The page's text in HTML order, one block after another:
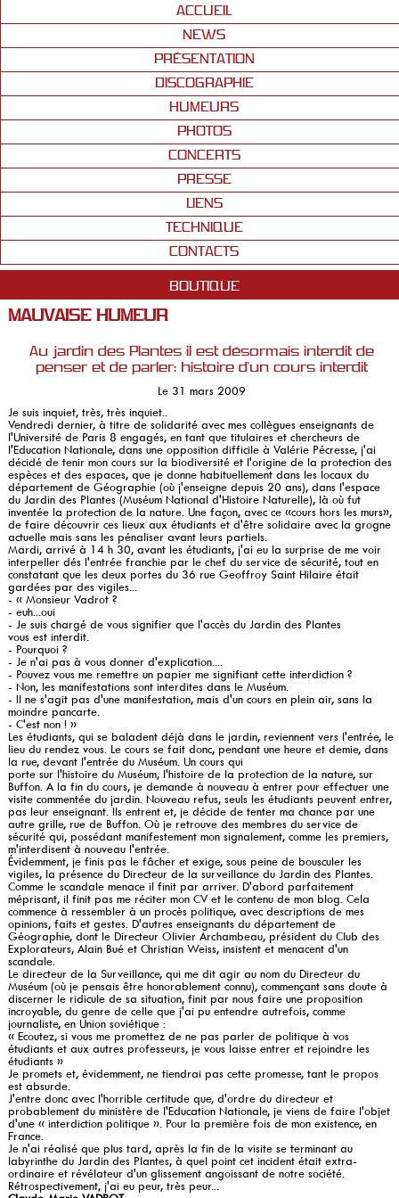
ACCUEIL
NEWS
PRÉSENTATION
DISCOGRAPHIE
HUMEURS
PHOTOS
CONCERTS
PRESSE
LIENS
TECHNIQUE
CONTACTS
BOUTIQUE
MAUVAISE HUMEUR
Au jardin des Plantes il est désormais interdit de
penser et de parler: histoire d'un cours interdit
Le 31 mars 2009
Je suis inquiet, très, très inquiet..
Vendredi dernier, à titre de solidarité avec mes collègues enseignants de
l'Université de Paris 8 engagés, en tant que titulaires et chercheurs de
l'Education Nationale, dans une opposition difficile à Valérie Pécresse, j'ai
décidé de tenir mon cours sur la biodiversité et l'origine de la protection des
espèces et des espaces, que je donne habituellement dans les locaux du
département de Géographie (où j'enseigne depuis 20 ans), dans l'espace
du Jardin des Plantes (Muséum National d'Histoire Naturelle), là où fut
inventée la protection de la nature. Une façon, avec ce «cours hors les murs»,
de faire découvrir ces lieux aux étudiants et d'être solidaire avec la grogne
actuelle mais sans les pénaliser avant leurs partiels.
Mardi, arrivé à 14 h 30, avant les étudiants, j'ai eu la surprise de me voir
interpeller dés l'entrée franchie par le chef du service de sécurité, tout en
constatant que les deux portes du 36 rue Geoffroy Saint Hilaire était
gardées par des vigiles...
- « Monsieur Vadrot ?
- euh...oui
- Je suis chargé de vous signifier que l'accès du Jardin des Plantes
vous est interdit.
- Pourquoi ?
- Je n'ai pas à vous donner d'explication....
- Pouvez vous me remettre un papier me signifiant cette interdiction ?
- Non, les manifestations sont interdites dans le Muséum.
- Il ne s'agit pas d'une manifestation, mais d'un cours en plein air, sans la
moindre pancarte.
- C'est non ! »
Les étudiants, qui se baladent déjà dans le jardin, reviennent vers l'entrée, le
lieu du rendez vous. Le cours se fait donc, pendant une heure et demie, dans
la rue, devant l'entrée du Muséum. Un cours qui
porte sur l'histoire du Muséum, l'histoire de la protection de la nature, sur
Buffon. A la fin du cours, je demande à nouveau à entrer pour effectuer une
visite commentée du jardin. Nouveau refus, seuls les étudiants peuvent entrer,
pas leur enseignant. Ils entrent et, je décide de tenter ma chance par une
autre grille, rue de Buffon. Où je retrouve des membres du service de
sécurité qui, possédant manifestement mon signalement, comme les premiers,
m'interdisent à nouveau l'entrée.
Évidemment, je finis pas le fâcher et exige, sous peine de bousculer les
vigiles, la présence du Directeur de la surveillance du Jardin des Plantes.
Comme le scandale menace il finit par arriver. D'abord parfaitement
méprisant, il finit pas me réciter mon CV et le contenu de mon blog. Cela
commence à ressembler à un procès politique, avec descriptions de mes
opinions, faits et gestes. D'autres enseignants du département de
Géographie, dont le Directeur Olivier Archambeau, président du Club des
Explorateurs, Alain Bué et Christian Weiss, insistent et menacent d'un
scandale.
Le directeur de la Surveillance, qui me dit agir au nom du Directeur du
Muséum (où je pensais être honorablement connu), commençant sans doute à
discerner le ridicule de sa situation, finit par nous faire une proposition
incroyable, du genre de celle que j'ai pu entendre autrefois, comme
journaliste, en Union soviétique :
« Ecoutez, si vous me promettez de ne pas parler de politique à vos
étudiants et aux autres professeurs, je vous laisse entrer et rejoindre les
étudiants »
Je promets et, évidemment, ne tiendrai pas cette promesse, tant le propos
est absurde.
J'entre donc avec l'horrible certitude que, d'ordre du directeur et
probablement du ministère de l'Education Nationale, je viens de faire l'objet
d'une « interdiction politique ». Pour la première fois de mon existence, en
France.
Je n'ai réalisé que plus tard, après la fin de la visite se terminant au
labyrinthe du Jardin des Plantes, à quel point cet incident était extra-
ordinaire et révélateur d'un glissement angoissant de notre société.
Rétrospectivement, j'ai eu peur, très peur...